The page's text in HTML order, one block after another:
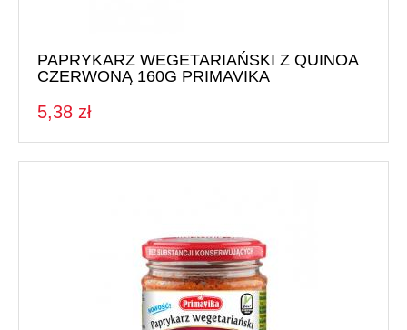
PAPRYKARZ WEGETARIAŃSKI Z QUINOA
CZERWONĄ 160G PRIMAVIKA
5,38 zł